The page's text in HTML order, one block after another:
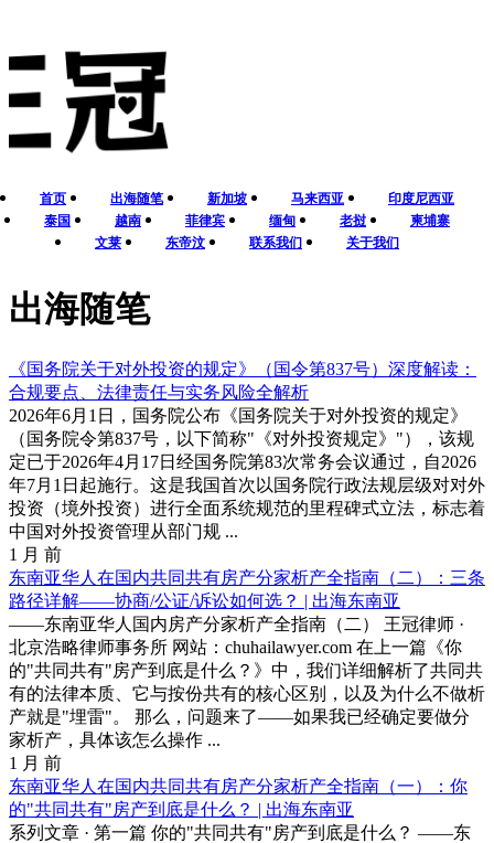
首页 出海随笔 新加坡 马来西亚
印度尼西亚
泰国
越南 菲律宾 缅甸 老挝
柬埔寨
文莱
东帝汶 联系我们 关于我们
出海随笔
《国务院关于对外投资的规定》（国令第837号）深度解读：
合规要点、法律责任与实务风险全解析
2026年6月1日，国务院公布《国务院关于对外投资的规定》
（国务院令第837号，以下简称"《对外投资规定》"），该规
定已于2026年4月17日经国务院第83次常务会议通过，自2026
年7月1日起施行。这是我国首次以国务院行政法规层级对对外
投资（境外投资）进行全面系统规范的里程碑式立法，标志着
中国对外投资管理从部门规 ...
1 月 前
东南亚华人在国内共同共有房产分家析产全指南（二）：三条
路径详解——协商/公证/诉讼如何选？ | 出海东南亚
——东南亚华人国内房产分家析产全指南（二） 王冠律师 ·
北京浩略律师事务所 网站：chuhailawyer.com 在上一篇《你
的"共同共有"房产到底是什么？》中，我们详细解析了共同共
有的法律本质、它与按份共有的核心区别，以及为什么不做析
产就是"埋雷"。 那么，问题来了——如果我已经确定要做分
家析产，具体该怎么操作 ...
1 月 前
东南亚华人在国内共同共有房产分家析产全指南（一）：你
的"共同共有"房产到底是什么？ | 出海东南亚
系列文章 · 第一篇 你的"共同共有"房产到底是什么？ ——东